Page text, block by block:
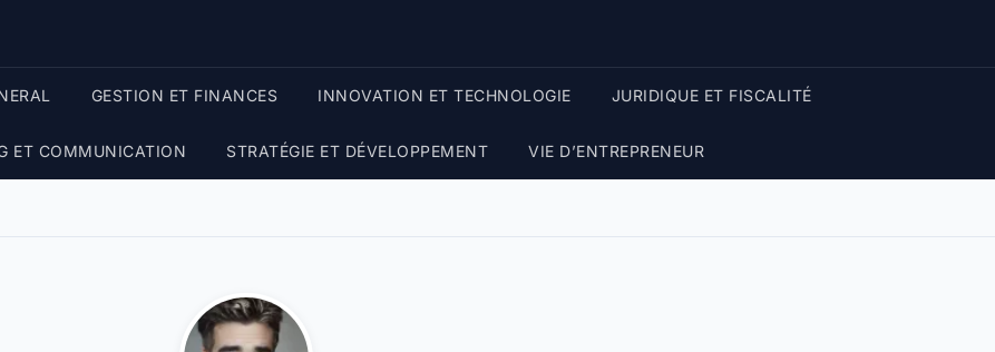
GESTION ET FINANCES INNOVATION ET TECHNOLOGIE JURIDIQUE ET FISCALITÉ
ET COMMUNICATION STRATÉGIE ET DÉVELOPPEMENT VIE D’ENTREPRENEUR